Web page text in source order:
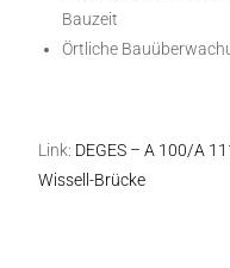
Bauzeit
Örtliche
Link: DEGES – A 100/A
Wissell-Brücke